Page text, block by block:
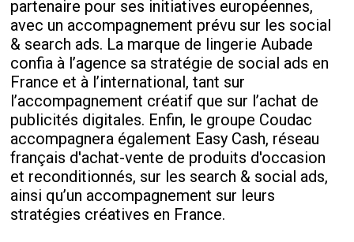
partenaire pour ses initiatives européennes,
avec un accompagnement prévu sur les social
& search ads. La marque de lingerie Aubade
confia à l’agence sa stratégie de social ads en
France et à l’international, tant sur
l’accompagnement créatif que sur l’achat de
publicités digitales. Enfin, le groupe Coudac
accompagnera également Easy Cash, réseau
français d'achat-vente de produits d'occasion
et reconditionnés, sur les search & social ads,
ainsi qu’un accompagnement sur leurs
stratégies créatives en France.